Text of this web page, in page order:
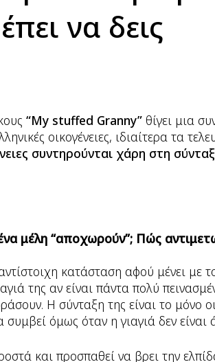
να δεις
“My stuffed Granny” θίγει μια
οικογένειες, ιδιαίτερα τα
συντηρούνται χάρη στη
μέλη “αποχωρούν”; Πώς
κατάσταση αφού μένει με
της αν είναι πάντα πολύ
Η σύνταξη της είναι το μόνο
όμως όταν η γιαγιά δεν είναι
και προσπαθεί να βρει την